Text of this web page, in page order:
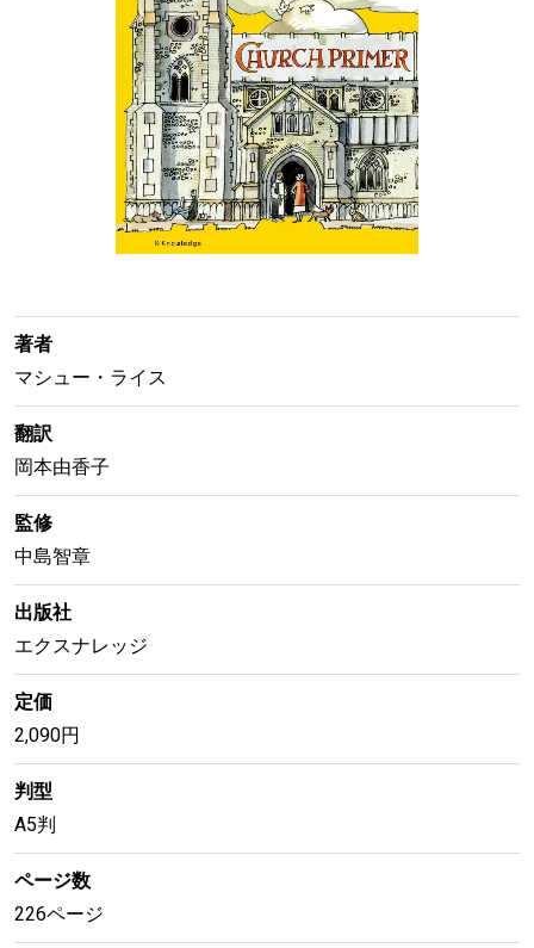
著者
マシュー・ライス
翻訳
岡本由香子
監修
中島智章
出版社
エクスナレッジ
定価
2,090円
判型
A5判
ページ数
226ページ